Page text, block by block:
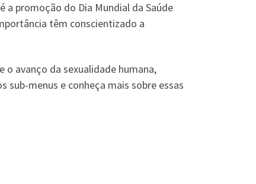
promoção do Dia Mundial da Saúde
têm conscientizado a
o avanço da sexualidade humana,
sub-menus e conheça mais sobre essas